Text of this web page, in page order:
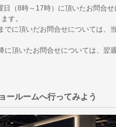
日（8時～17時）に頂いたお問合
す。
でに頂いだお問合せについては、
に頂いたお問合せについては、翌
ールームへ行ってみよう